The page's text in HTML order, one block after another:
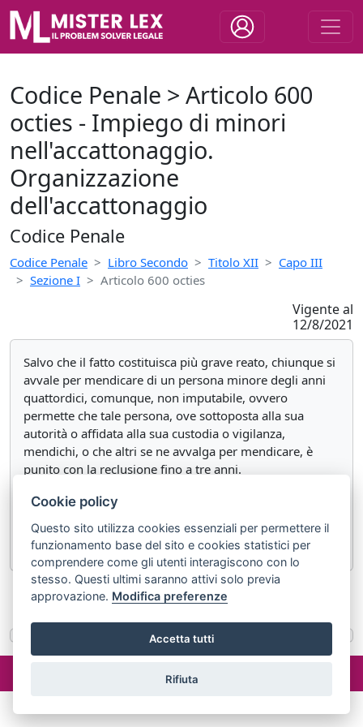
Codice Penale > Articolo 600
octies - Impiego di minori
nell'accattonaggio.
Organizzazione
dell'accattonaggio
Codice Penale
Codice Penale Libro Secondo Titolo XII
Capo III
Sezione I
Articolo 600 octies
Vigente al
12/8/2021
Salvo che il fatto costituisca più grave reato, chiunque si
avvale per mendicare di un persona minore degli anni
quattordici, comunque, non imputabile, ovvero
permette che tale persona, ove sottoposta alla sua
autorità o affidata alla sua custodia o vigilanza,
mendichi, o che altri se ne avvalga per mendicare, è
punito con la reclusione fino a tre anni.
Chiunque organizzi l'altrui accattonaggio, se ne avvalga
reclusione da uno a tre anni.
«Articolo 600 septies.2 Articolo 601
02029690472
Cookie policy
Questo sito utilizza cookies essenziali per permettere il
funzionamento base del sito e cookies statistici per
comprendere come gli utenti interagiscono con lo
stesso. Questi ultimi saranno attivi solo previa
approvazione. Modifica preferenze
Accetta tutti
Rifiuta